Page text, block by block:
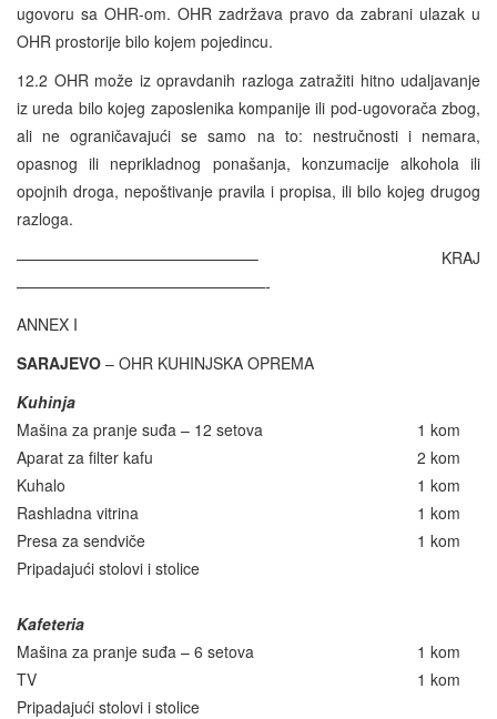
ugovoru sa OHR-om. OHR zadržava pravo da zabrani ulazak u
OHR prostorije bilo kojem pojedincu.
12.2 OHR može iz opravdanih razloga zatražiti hitno udaljavanje
iz ureda bilo kojeg zaposlenika kompanije ili pod-ugovorača zbog,
ali ne ograničavajući se samo na to: nestručnosti i nemara,
opasnog ili neprikladnog ponašanja, konzumacije alkohola ili
opojnih droga, nepoštivanje pravila i propisa, ili bilo kojeg drugog
razloga.
———————————————– KRAJ
————————————————-
ANNEX I
SARAJEVO – OHR KUHINJSKA OPREMA
Kuhinja
Mašina za pranje suđa – 12 setova
1 kom
Aparat za filter kafu
2 kom
Kuhalo
1 kom
Rashladna vitrina
1 kom
Presa za sendviče
1 kom
Pripadajući stolovi i stolice
Kafeteria
Mašina za pranje suđa – 6 setova
1 kom
TV
1 kom
Pripadajući stolovi i stolice